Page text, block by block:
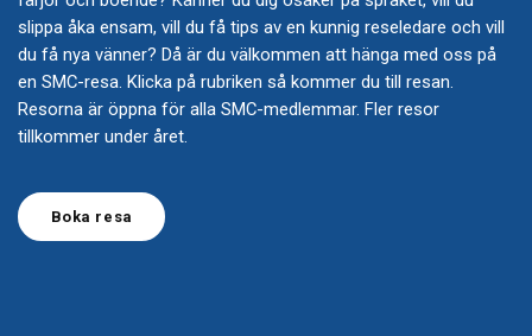
slippa åka ensam, vill du få tips av en kunnig reseledare och vill
du få nya vänner? Då är du välkommen att hänga med oss på
en SMC-resa. Klicka på rubriken så kommer du till resan.
Resorna är öppna för alla SMC-medlemmar. Fler resor
tillkommer under året.
Boka resa